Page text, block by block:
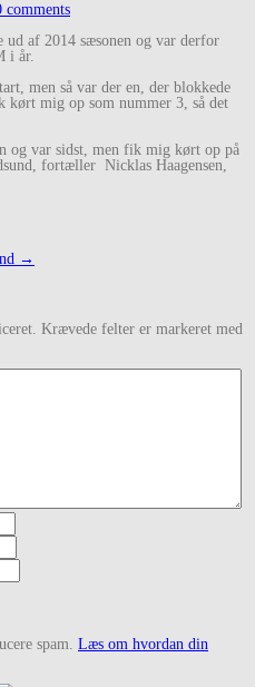
comments
ud af 2014 sæsonen og var derfor
i år.
men så var der en, der blokkede
mig op som nummer 3, så det
og var sidst, men fik mig kørt op på
fortæller Nicklas Haagensen,
→
Krævede felter er markeret med
spam. Læs om hvordan din